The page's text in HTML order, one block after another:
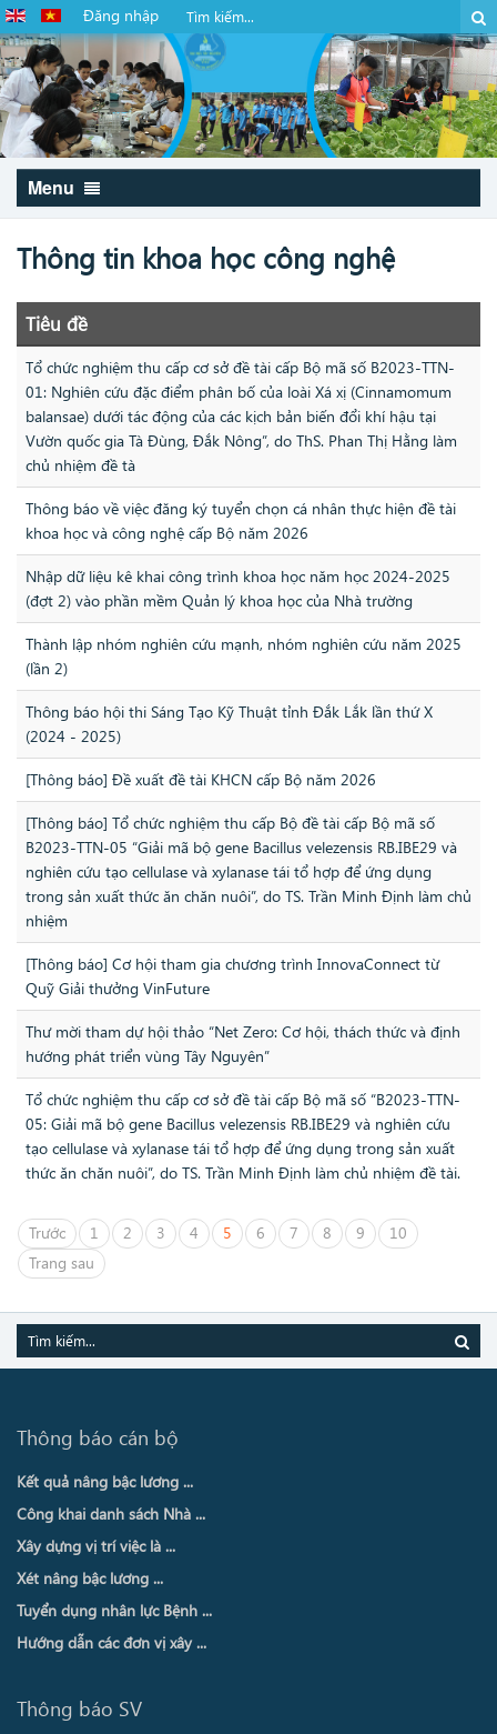
Đăng nhập
Menu
Thông tin khoa học công nghệ
Tiêu đề
Tổ chức nghiệm thu cấp cơ sở đề tài cấp Bộ mã số B2023-TTN-
01: Nghiên cứu đặc điểm phân bố của loài Xá xị (Cinnamomum
balansae) dưới tác động của các kịch bản biến đổi khí hậu tại
Vườn quốc gia Tà Đùng, Đắk Nông”, do ThS. Phan Thị Hằng làm
chủ nhiệm đề tà
Thông báo về việc đăng ký tuyển chọn cá nhân thực hiện đề tài
khoa học và công nghệ cấp Bộ năm 2026
Nhập dữ liệu kê khai công trình khoa học năm học 2024-2025
(đợt 2) vào phần mềm Quản lý khoa học của Nhà trường
Thành lập nhóm nghiên cứu mạnh, nhóm nghiên cứu năm 2025
(lần 2)
Thông báo hội thi Sáng Tạo Kỹ Thuật tỉnh Đắk Lắk lần thứ X
(2024 - 2025)
[Thông báo] Đề xuất đề tài KHCN cấp Bộ năm 2026
[Thông báo] Tổ chức nghiệm thu cấp Bộ đề tài cấp Bộ mã số
B2023-TTN-05 “Giải mã bộ gene Bacillus velezensis RB.IBE29 và
nghiên cứu tạo cellulase và xylanase tái tổ hợp để ứng dụng
trong sản xuất thức ăn chăn nuôi”, do TS. Trần Minh Định làm chủ
nhiệm
[Thông báo] Cơ hội tham gia chương trình InnovaConnect từ
Quỹ Giải thưởng VinFuture
Thư mời tham dự hội thảo “Net Zero: Cơ hội, thách thức và định
hướng phát triển vùng Tây Nguyên”
Tổ chức nghiệm thu cấp cơ sở đề tài cấp Bộ mã số “B2023-TTN-
05: Giải mã bộ gene Bacillus velezensis RB.IBE29 và nghiên cứu
tạo cellulase và xylanase tái tổ hợp để ứng dụng trong sản xuất
thức ăn chăn nuôi”, do TS. Trần Minh Định làm chủ nhiệm đề tài.
Trước 1 2 3 4 5 6 7 8 9
10
Trang sau
Thông báo cán bộ
Kết quả nâng bậc lương ...
Công khai danh sách Nhà ...
Xây dựng vị trí việc là ...
Xét nâng bậc lương ...
Tuyển dụng nhân lực Bệnh ...
Hướng dẫn các đơn vị xây ...
Thông báo SV